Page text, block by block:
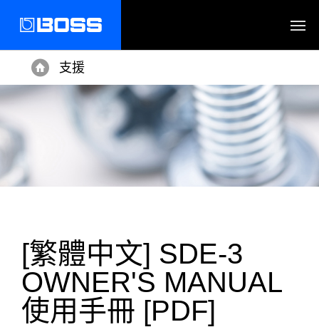
Home
支援
[繁體中文] SDE-3
OWNER'S MANUAL
使用手冊 [PDF]